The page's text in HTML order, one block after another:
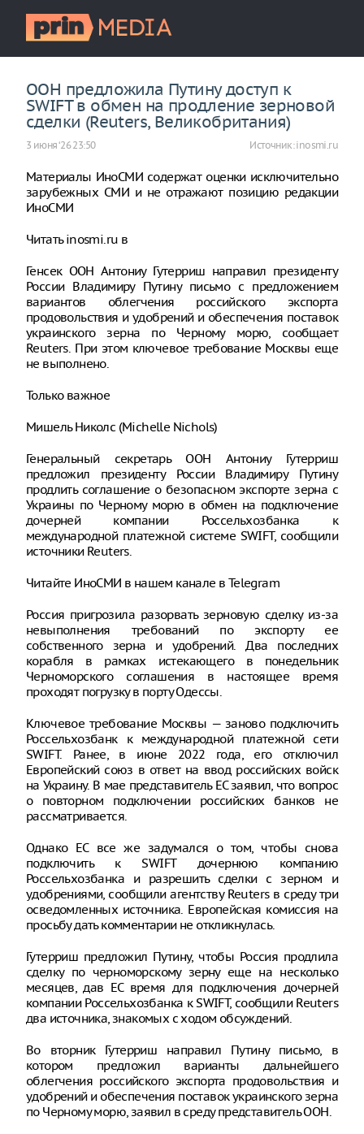
ООН предложила Путину доступ к
SWIFT в обмен на продление зерновой
сделки (Reuters, Великобритания)
3 июня ‘26 23:50 Источник:inosmi.ru
Материалы ИноСМИ содержат оценки исключительно
зарубежных СМИ и не отражают позицию редакции
ИноСМИ
Читать inosmi.ru в
Генсек ООН Антониу Гутерриш направил президенту
России Владимиру Путину письмо с предложением
вариантов облегчения российского экспорта
продовольствия и удобрений и обеспечения поставок
украинского зерна по Черному морю, сообщает
Reuters. При этом ключевое требование Москвы еще
не выполнено.
Только важное
Мишель Николс (Michelle Nichols)
Генеральный секретарь ООН Антониу Гутерриш
предложил президенту России Владимиру Путину
продлить соглашение о безопасном экспорте зерна с
Украины по Черному морю в обмен на подключение
дочерней компании Россельхозбанка к
международной платежной системе SWIFT, сообщили
источники Reuters.
Читайте ИноСМИ в нашем канале в Telegram
Россия пригрозила разорвать зерновую сделку из-за
невыполнения требований по экспорту ее
собственного зерна и удобрений. Два последних
корабля в рамках истекающего в понедельник
Черноморского соглашения в настоящее время
проходят погрузку в порту Одессы.
Ключевое требование Москвы — заново подключить
Россельхозбанк к международной платежной сети
SWIFT. Ранее, в июне 2022 года, его отключил
Европейский союз в ответ на ввод российских войск
на Украину. В мае представитель ЕС заявил, что вопрос
о повторном подключении российских банков не
рассматривается.
Однако ЕС все же задумался о том, чтобы снова
подключить к SWIFT дочернюю компанию
Россельхозбанка и разрешить сделки с зерном и
удобрениями, сообщили агентству Reuters в среду три
осведомленных источника. Европейская комиссия на
просьбу дать комментарии не откликнулась.
Гутерриш предложил Путину, чтобы Россия продлила
сделку по черноморскому зерну еще на несколько
месяцев, дав ЕС время для подключения дочерней
компании Россельхозбанка к SWIFT, сообщили Reuters
два источника, знакомых с ходом обсуждений.
Во вторник Гутерриш направил Путину письмо, в
котором предложил варианты дальнейшего
облегчения российского экспорта продовольствия и
удобрений и обеспечения поставок украинского зерна
по Черному морю, заявил в среду представитель ООН.